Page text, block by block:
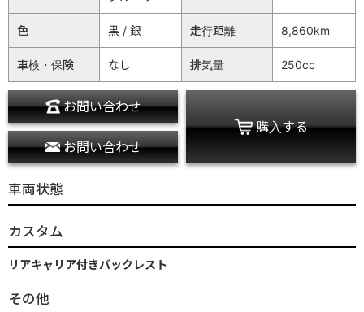
色 黒 / 銀 走行距離 8,860km
車検・保険 なし 排気量 250cc
お問い合わせ
お問い合わせ
購入する
車両状態
カスタム
リアキャリア付きバックレスト
その他